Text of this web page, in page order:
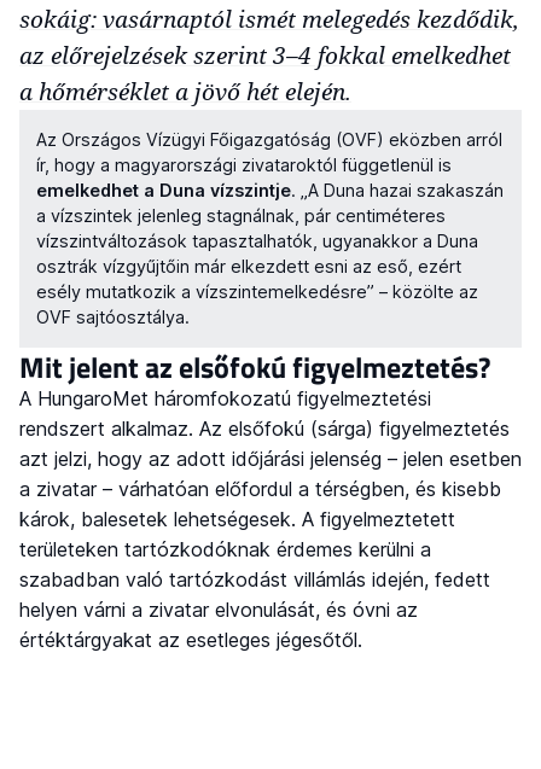
sokáig: vasárnaptól ismét melegedés kezdődik,
az előrejelzések szerint 3–4 fokkal emelkedhet
a hőmérséklet a jövő hét elején.
Az Országos Vízügyi Főigazgatóság (OVF) eközben arról
ír, hogy a magyarországi zivataroktól függetlenül is
emelkedhet a Duna vízszintje. „A Duna hazai szakaszán
a vízszintek jelenleg stagnálnak, pár centiméteres
vízszintváltozások tapasztalhatók, ugyanakkor a Duna
osztrák vízgyűjtőin már elkezdett esni az eső, ezért
esély mutatkozik a vízszintemelkedésre” – közölte az
OVF sajtóosztálya.
Mit jelent az elsőfokú figyelmeztetés?
A HungaroMet háromfokozatú figyelmeztetési
rendszert alkalmaz. Az elsőfokú (sárga) figyelmeztetés
azt jelzi, hogy az adott időjárási jelenség – jelen esetben
a zivatar – várhatóan előfordul a térségben, és kisebb
károk, balesetek lehetségesek. A figyelmeztetett
területeken tartózkodóknak érdemes kerülni a
szabadban való tartózkodást villámlás idején, fedett
helyen várni a zivatar elvonulását, és óvni az
értéktárgyakat az esetleges jégesőtől.